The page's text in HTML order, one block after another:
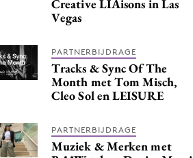
Creative LIAisons in Las
Vegas
PARTNERBIJDRAGE
Tracks & Sync Of The
Month met Tom Misch,
Cleo Sol en LEISURE
PARTNERBIJDRAGE
Muziek & Merken met